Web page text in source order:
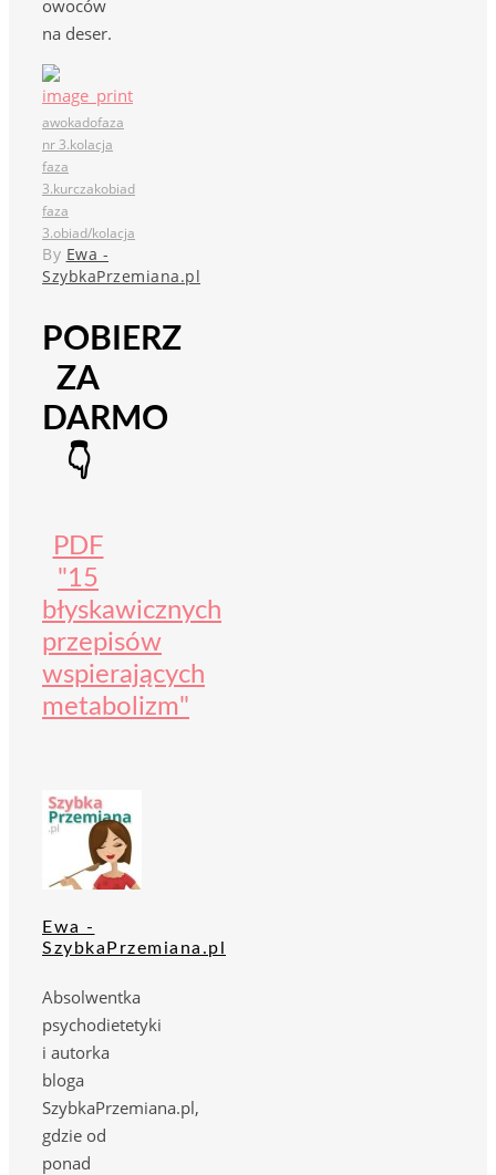
owoców
na deser.
awokadofaza
nr 3.kolacja
faza
3.kurczakobiad
faza
3.obiad/kolacja
By Ewa -
SzybkaPrzemiana.pl
POBIERZ
ZA
DARMO
👇
PDF
"15
błyskawicznych
przepisów
wspierających
metabolizm"
Ewa -
SzybkaPrzemiana.pl
Absolwentka
psychodietetyki
i autorka
bloga
SzybkaPrzemiana.pl,
gdzie od
ponad